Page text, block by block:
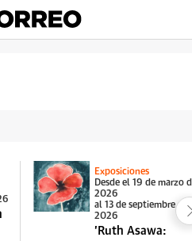
Exposiciones
Desde el 19 de marzo
2026
al 13 de septiembre de
2026
'Ruth Asawa: